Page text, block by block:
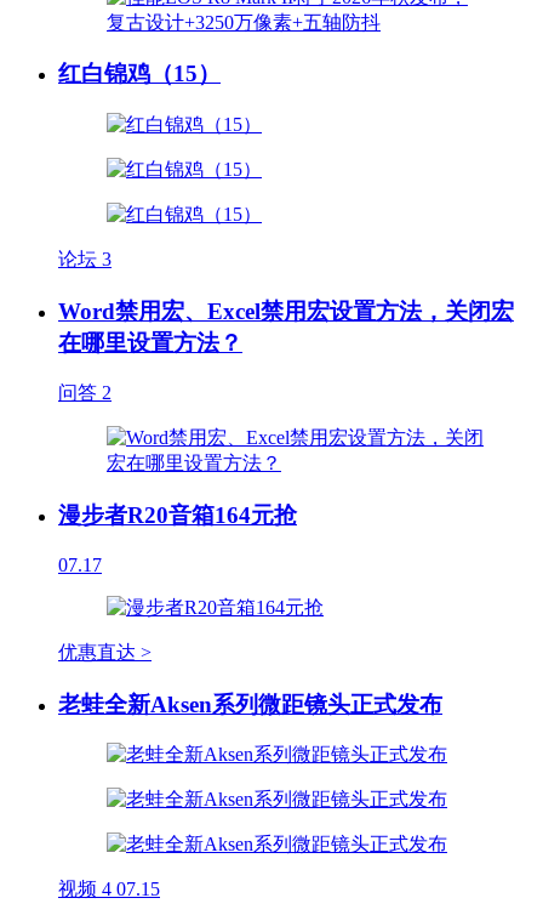
红白锦鸡（15）
论坛 3
Word禁用宏、Excel禁用宏设置方法，关闭宏
在哪里设置方法？
问答 2
漫步者R20音箱164元抢
07.17
优惠直达 >
老蛙全新Aksen系列微距镜头正式发布
视频 4 07.15